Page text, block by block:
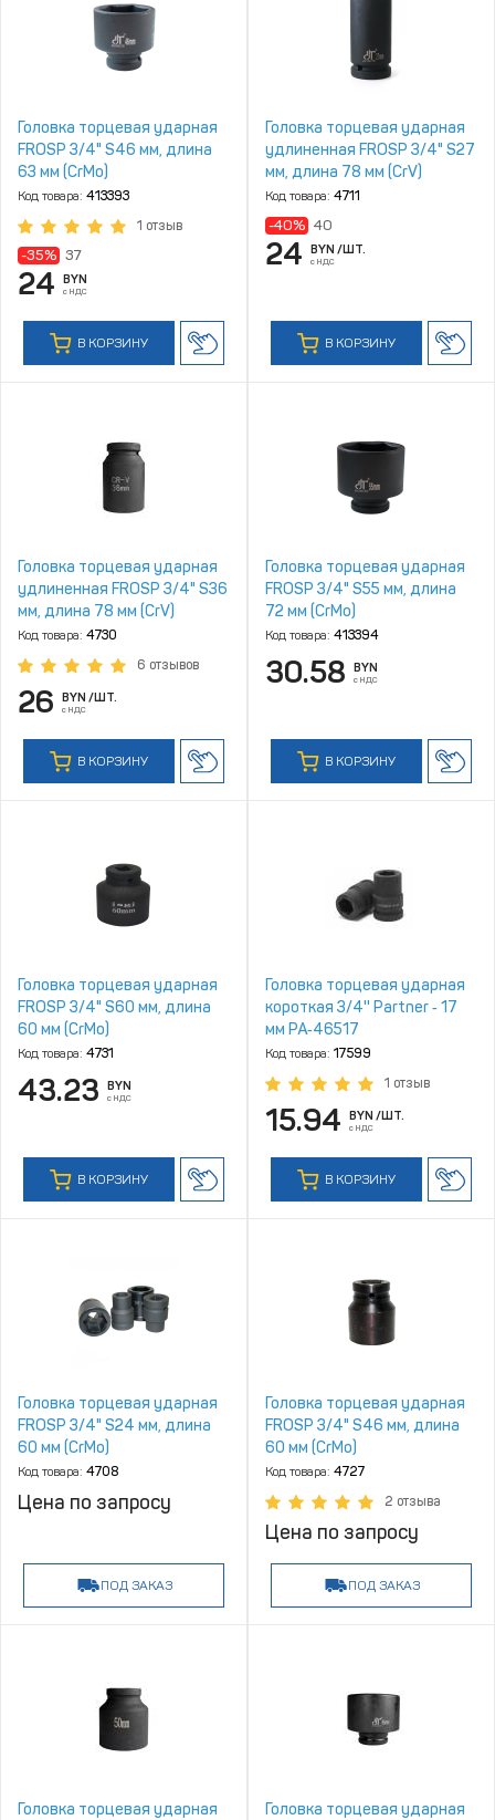
Головка торцевая ударная
FROSP 3/4" S46 мм, длина
63 мм (CrMo)
Код товара: 413393
1 отзыв
-35% 37
24 BYN
с НДС
В КОРЗИНУ
Головка торцевая ударная
удлиненная FROSP 3/4" S27
мм, длина 78 мм (CrV)
Код товара: 4711
-40% 40
24 BYN /ШТ.
с НДС
В КОРЗИНУ
Головка торцевая ударная
удлиненная FROSP 3/4" S36
мм, длина 78 мм (CrV)
Код товара: 4730
6 отзывов
26 BYN /ШТ.
с НДС
В КОРЗИНУ
Головка торцевая ударная
FROSP 3/4" S55 мм, длина
72 мм (CrMo)
Код товара: 413394
30.58 BYN
с НДС
В КОРЗИНУ
Головка торцевая ударная
FROSP 3/4" S60 мм, длина
60 мм (CrMo)
Код товара: 4731
43.23 BYN
с НДС
В КОРЗИНУ
Головка торцевая ударная
короткая 3/4'' Partner ‑ 17
мм PA‑46517
Код товара: 17599
1 отзыв
15.94 BYN /ШТ.
с НДС
В КОРЗИНУ
Головка торцевая ударная
FROSP 3/4" S24 мм, длина
60 мм (CrMo)
Код товара: 4708
Цена по запросу
ПОД ЗАКАЗ
Головка торцевая ударная
FROSP 3/4" S46 мм, длина
60 мм (CrMo)
Код товара: 4727
2 отзыва
Цена по запросу
ПОД ЗАКАЗ
Головка торцевая ударная
Головка торцевая ударная